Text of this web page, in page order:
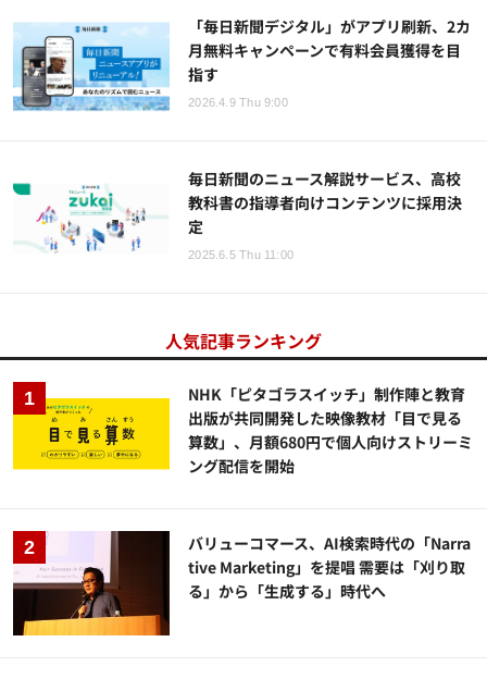
「毎日新聞デジタル」がアプリ刷新、2カ
月無料キャンペーンで有料会員獲得を目
指す
2026.4.9 Thu 9:00
毎日新聞のニュース解説サービス、高校
教科書の指導者向けコンテンツに採用決
定
2025.6.5 Thu 11:00
人気記事ランキング
NHK「ピタゴラスイッチ」制作陣と教育
出版が共同開発した映像教材「目で見る
算数」、月額680円で個人向けストリーミ
ング配信を開始
バリューコマース、AI検索時代の「Narra
tive Marketing」を提唱 需要は「刈り取
る」から「生成する」時代へ